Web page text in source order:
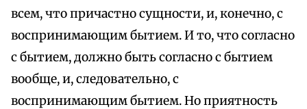
всем, что причастно сущности, и, конечно, с
воспринимающим бытием. И то, что согласно
с бытием, должно быть согласно с бытием
вообще, и, следовательно, с
воспринимающим бытием. Но приятность